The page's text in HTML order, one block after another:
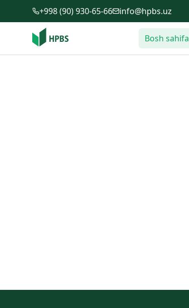
Tarkibga o'tish+998 (90) 930-65-66 info@hpbs.uz
Bosh sahifa